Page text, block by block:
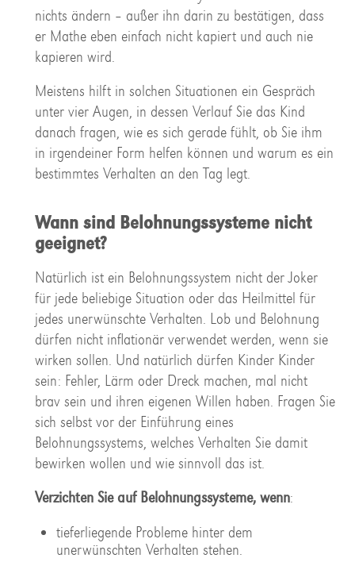
nichts ändern – außer ihn darin zu bestätigen, dass
er Mathe eben einfach nicht kapiert und auch nie
kapieren wird.
Meistens hilft in solchen Situationen ein Gespräch
unter vier Augen, in dessen Verlauf Sie das Kind
danach fragen, wie es sich gerade fühlt, ob Sie ihm
in irgendeiner Form helfen können und warum es ein
bestimmtes Verhalten an den Tag legt.
Wann sind Belohnungssysteme nicht
geeignet?
Natürlich ist ein Belohnungssystem nicht der Joker
für jede beliebige Situation oder das Heilmittel für
jedes unerwünschte Verhalten. Lob und Belohnung
dürfen nicht inflationär verwendet werden, wenn sie
wirken sollen. Und natürlich dürfen Kinder Kinder
sein: Fehler, Lärm oder Dreck machen, mal nicht
brav sein und ihren eigenen Willen haben. Fragen Sie
sich selbst vor der Einführung eines
Belohnungssystems, welches Verhalten Sie damit
bewirken wollen und wie sinnvoll das ist.
Verzichten Sie auf Belohnungssysteme, wenn:
tieferliegende Probleme hinter dem
unerwünschten Verhalten stehen.